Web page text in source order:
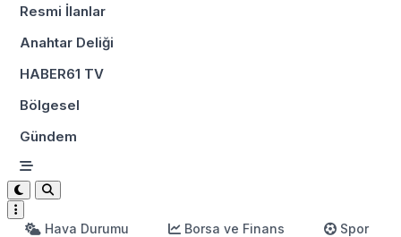
Resmi İlanlar
Anahtar Deliği
HABER61 TV
Bölgesel
Gündem
Hava Durumu Borsa ve Finans
Spor